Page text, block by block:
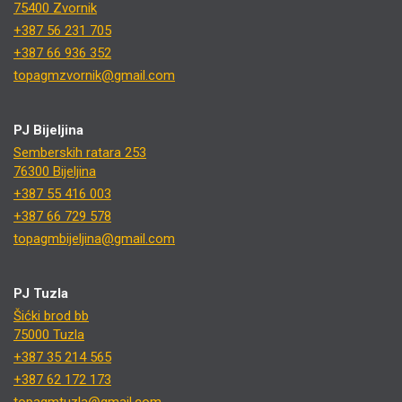
75400 Zvornik
+387 56 231 705
+387 66 936 352
topagmzvornik@gmail.com
PJ Bijeljina
Semberskih ratara 253
76300 Bijeljina
+387 55 416 003
+387 66 729 578
topagmbijeljina@gmail.com
PJ Tuzla
Šićki brod bb
75000 Tuzla
+387 35 214 565
+387 62 172 173